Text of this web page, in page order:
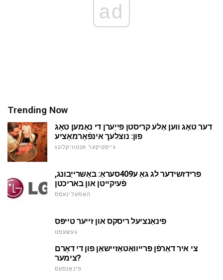
ad
Trending Now
דער טאָג ווען אַלע קריסטן פייַערן די נאָמען טאָג
פון: נוצלעך אינפֿאָרמאַציע
גייסטיקער אנטוויקלונג
פרידזשידער לג גאַ ע409סעראַ: באַשרייַבונג,
פֿעיִקייטן און באריכטן
האָמעלינעסס
פינאַנציעל ריסקס און זייער טייפּס
געשעפט
צי איר דאַרפֿן פּרייוואַטאַזיישאַן פון די דאָרם
צימער?
פינאַנסעס